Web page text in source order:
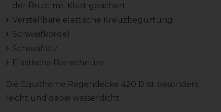
der Brust mit Klett gesichert
Verstellbare elastische Kreuzbegurtung
Schweifkordel
Schweiflatz
Elastische Beinschnüre
Die Equithème Regendecke 420 D ist besonders
leicht und dabei wasserdicht.